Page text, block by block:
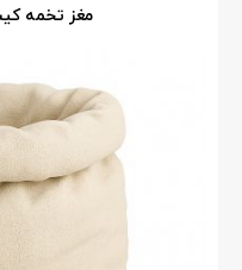
مغز تخمه کیسه 25